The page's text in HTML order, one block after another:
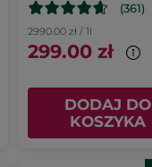
(361)
2990.00 zł / 1l
299.00 zł
DODAJ DO
KOSZYKA